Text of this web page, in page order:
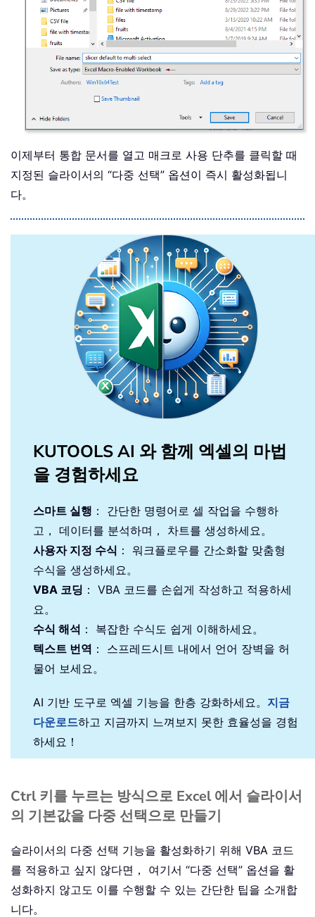
이제부터 통합 문서를 열고 매크로 사용 단추를 클릭할 때
지정된 슬라이서의 “다중 선택” 옵션이 즉시 활성화됩니
다。
KUTOOLS AI 와 함께 엑셀의 마법
을 경험하세요
스마트 실행 ： 간단한 명령어로 셀 작업을 수행하
고， 데이터를 분석하며， 차트를 생성하세요。
사용자 지정 수식 ： 워크플로우를 간소화할 맞춤형
수식을 생성하세요。
VBA 코딩 ： VBA 코드를 손쉽게 작성하고 적용하세
요。
수식 해석 ： 복잡한 수식도 쉽게 이해하세요。
텍스트 번역 ： 스프레드시트 내에서 언어 장벽을 허
물어 보세요。
AI 기반 도구로 엑셀 기능을 한층 강화하세요。 지금
다운로드하고 지금까지 느껴보지 못한 효율성을 경험
하세요！
Ctrl 키를 누르는 방식으로 Excel 에서 슬라이서
의 기본값을 다중 선택으로 만들기
슬라이서의 다중 선택 기능을 활성화하기 위해 VBA 코드
를 적용하고 싶지 않다면， 여기서 “다중 선택” 옵션을 활
성화하지 않고도 이를 수행할 수 있는 간단한 팁을 소개합
니다。